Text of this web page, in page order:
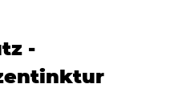
-